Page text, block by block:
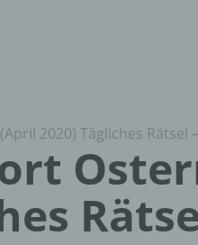
2020) Tägliches Rätsel